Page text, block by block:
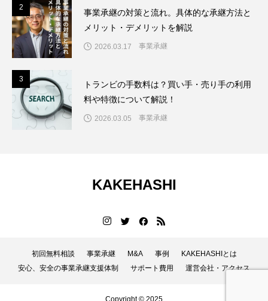
2
事業承継の対策と流れ。具体的な承継方法と
メリット・デメリットを解説
2026.03.17 事業承継
3
トランビの手数料は？買い手・売り手の利用
料や特徴について解説！
2026.03.05 事業承継
KAKEHASHI
初回無料相談 事業承継 M&A 事例
KAKEHASHIとは
安心、安全の事業承継支援体制
サポート費用 運営会社・アクセス